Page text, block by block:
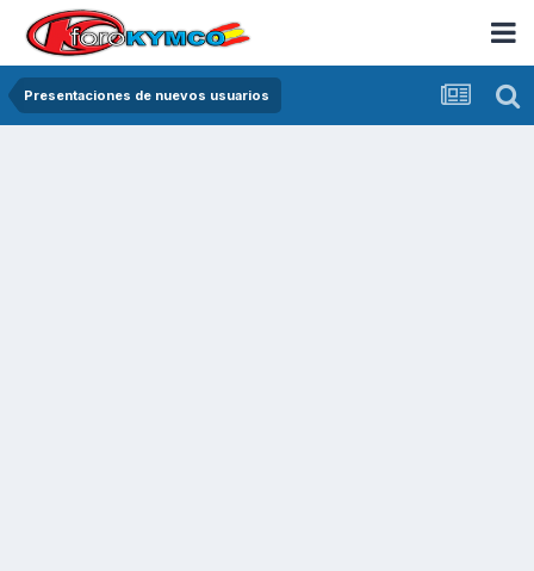
Presentaciones de nuevos usuarios